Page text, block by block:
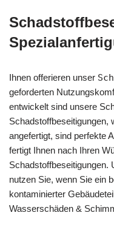
Ihnen offerieren unser
geforderten
entwickelt sind unsere
Schadstoffbeseitigungen,
angefertigt, sind perfekte
fertigt Ihnen nach Ihren
Schadstoffbeseitigungen.
nutzen Sie, wenn Sie ein
kontaminierter
Wasserschäden &